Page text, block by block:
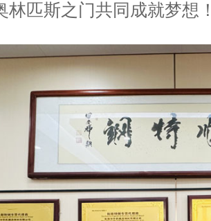
林匹斯之门共同成就梦想